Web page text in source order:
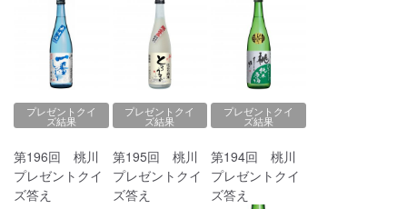
プレゼントクイ
ズ結果
第196回 桃川
プレゼントクイ
ズ答え
プレゼントクイ
ズ結果
第195回 桃川
プレゼントクイ
ズ答え
プレゼントクイ
ズ結果
第194回 桃川
プレゼントクイ
ズ答え